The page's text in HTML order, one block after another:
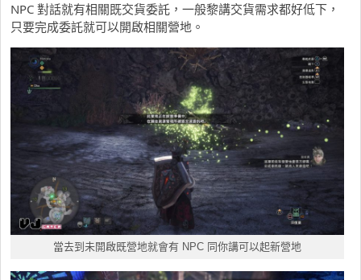
NPC 對話就有相關既交貨委託，一般黎講交貨需求都好低下，
只要完成委託就可以開啟相關營地。
當去到未開啟既營地就會有 NPC 同你講可以起新營地